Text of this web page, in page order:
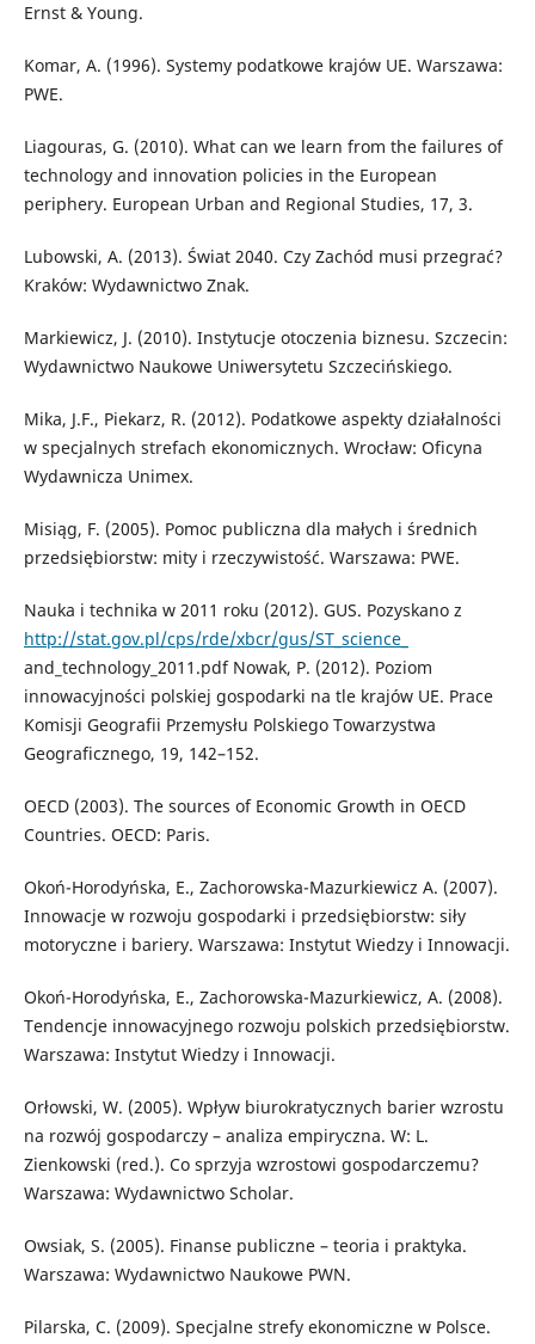
Ernst & Young.
Komar, A. (1996). Systemy podatkowe krajów UE. Warszawa:
PWE.
Liagouras, G. (2010). What can we learn from the failures of
technology and innovation policies in the European
periphery. European Urban and Regional Studies, 17, 3.
Lubowski, A. (2013). Świat 2040. Czy Zachód musi przegrać?
Kraków: Wydawnictwo Znak.
Markiewicz, J. (2010). Instytucje otoczenia biznesu. Szczecin:
Wydawnictwo Naukowe Uniwersytetu Szczecińskiego.
Mika, J.F., Piekarz, R. (2012). Podatkowe aspekty działalności
w specjalnych strefach ekonomicznych. Wrocław: Oficyna
Wydawnicza Unimex.
Misiąg, F. (2005). Pomoc publiczna dla małych i średnich
przedsiębiorstw: mity i rzeczywistość. Warszawa: PWE.
Nauka i technika w 2011 roku (2012). GUS. Pozyskano z
http://stat.gov.pl/cps/rde/xbcr/gus/ST_science_
and_technology_2011.pdf Nowak, P. (2012). Poziom
innowacyjności polskiej gospodarki na tle krajów UE. Prace
Komisji Geografii Przemysłu Polskiego Towarzystwa
Geograficznego, 19, 142–152.
OECD (2003). The sources of Economic Growth in OECD
Countries. OECD: Paris.
Okoń-Horodyńska, E., Zachorowska-Mazurkiewicz A. (2007).
Innowacje w rozwoju gospodarki i przedsiębiorstw: siły
motoryczne i bariery. Warszawa: Instytut Wiedzy i Innowacji.
Okoń-Horodyńska, E., Zachorowska-Mazurkiewicz, A. (2008).
Tendencje innowacyjnego rozwoju polskich przedsiębiorstw.
Warszawa: Instytut Wiedzy i Innowacji.
Orłowski, W. (2005). Wpływ biurokratycznych barier wzrostu
na rozwój gospodarczy – analiza empiryczna. W: L.
Zienkowski (red.). Co sprzyja wzrostowi gospodarczemu?
Warszawa: Wydawnictwo Scholar.
Owsiak, S. (2005). Finanse publiczne – teoria i praktyka.
Warszawa: Wydawnictwo Naukowe PWN.
Pilarska, C. (2009). Specjalne strefy ekonomiczne w Polsce.